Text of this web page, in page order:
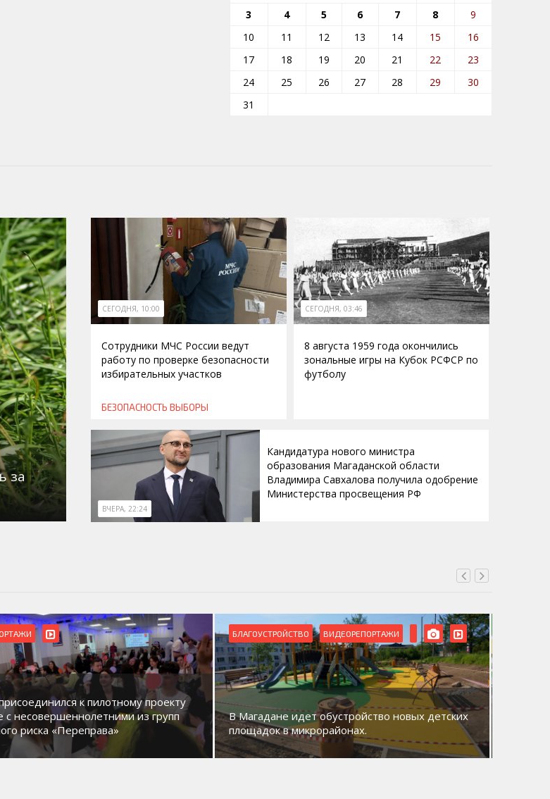
3
4 5 6 7 8
9
10
11 12 13 14 15
16
17
18 19 20 21 22
23
24
25 26 27 28 29
30
31
за
СЕГОДНЯ, 10:00
Сотрудники МЧС России ведут
работу по проверке безопасности
избирательных участков
БЕЗОПАСНОСТЬ ВЫБОРЫ
СЕГОДНЯ, 03:46
8 августа 1959 года окончились
зональные игры на Кубок РСФСР по
футболу
ВЧЕРА, 22:24
Кандидатура нового министра
образования Магаданской области
Владимира Савхалова получила одобрение
Министерства просвещения РФ
к пилотному проекту
с несовершеннолетними из групп
риска «Переправа»
БЛАГОУСТРОЙСТВО ВИДЕОРЕПОРТАЖИ
В Магадане идет обустройство новых детских
площадок в микрорайонах.